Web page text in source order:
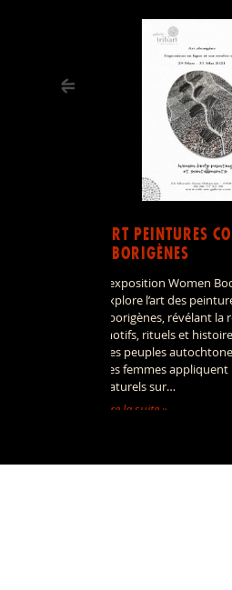
ART PEINTURES
ABORIGÈNES
L’exposition Women
explore l’art des
aborigènes, révélant
motifs, rituels et
des peuples
Les femmes
naturels sur…
Lire la suite »